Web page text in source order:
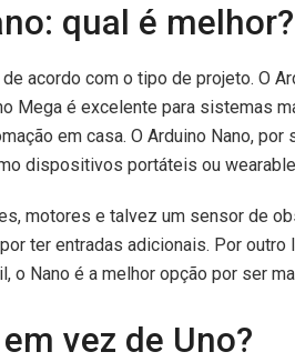
qual é melhor?
acordo com o tipo de projeto. O
Mega é excelente para sistemas
em casa. O Arduino Nano, por
dispositivos portáteis ou
motores e talvez um sensor de
ter entradas adicionais. Por outro
o Nano é a melhor opção por ser
vez de Uno?